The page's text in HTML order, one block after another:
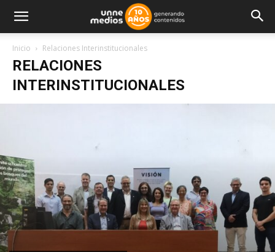
Inicio Relaciones Interinstitucionales
RELACIONES
INTERINSTITUCIONALES